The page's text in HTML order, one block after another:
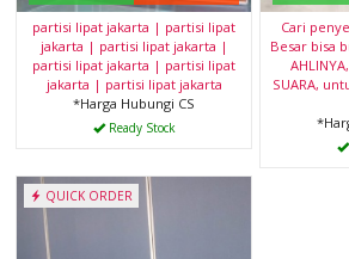
partisi lipat jakarta | partisi lipat
jakarta | partisi lipat jakarta |
partisi lipat jakarta | partisi lipat
jakarta | partisi lipat jakarta
*Harga Hubungi CS
Ready Stock
Cari
Besar bisa
SUARA,
QUICK ORDER